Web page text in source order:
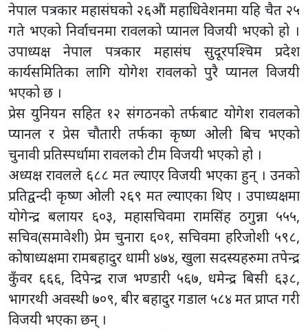
नेपाल पत्रकार महासंघको २६औं महाधिवेशनमा यहि चैत २५
गते भएको निर्वाचनमा रावलको प्यानल विजयी भएको हो ।
उपाध्यक्ष नेपाल पत्रकार महासंघ सुदूरपश्चिम प्रदेश
कार्यसमितिका लागि योगेश रावलको पुरै प्यानल विजयी
भएको छ ।
प्रेस युनियन सहित १२ संगठनको तर्फबाट योगेश रावलको
प्यानल र प्रेस चौतारी तर्फका कृष्ण ओली बिच भएको
चुनावी प्रतिस्पर्धामा रावलको टीम विजयी भएको हो ।
अध्यक्ष रावलले ६८८ मत ल्याएर विजयी भएका हुन् । उनको
प्रतिद्वन्दी कृष्ण ओली २६९ मत ल्याएका थिए । उपाध्यक्षमा
योगेन्द्र बलायर ६०३, महासचिवमा रामसिंह ठगुन्ना ५५५,
सचिव(समावेशी) प्रेम चुनारा ६०१, सचिवमा हरिजोशी ५९८,
कोषाध्यक्षमा रामबहादुर धामी ४७४, खुला सदस्यहरुमा तपेन्द्र
कुँवर ६६६, दिपेन्द्र राज भण्डारी ५६७, धमेन्द्र बिसी ६३८,
भागरथी अवस्थी ७०९, बीर बहादुर गडाल ५८४ मत प्राप्त गरी
विजयी भएका छन् ।